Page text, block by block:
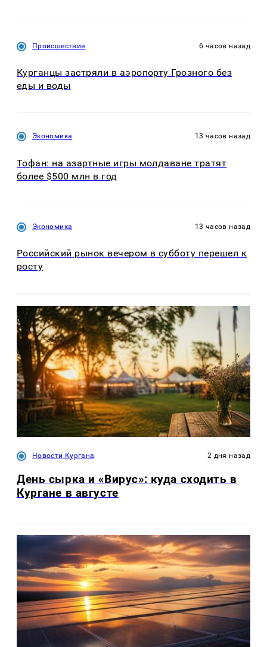
Происшествия 6 часов назад
Курганцы застряли в аэропорту Грозного без
еды и воды
Экономика 13 часов назад
Тофан: на азартные игры молдаване тратят
более $500 млн в год
Экономика 13 часов назад
Российский рынок вечером в субботу перешел к
росту
Новости Кургана 2 дня назад
День сырка и «Вирус»: куда сходить в
Кургане в августе